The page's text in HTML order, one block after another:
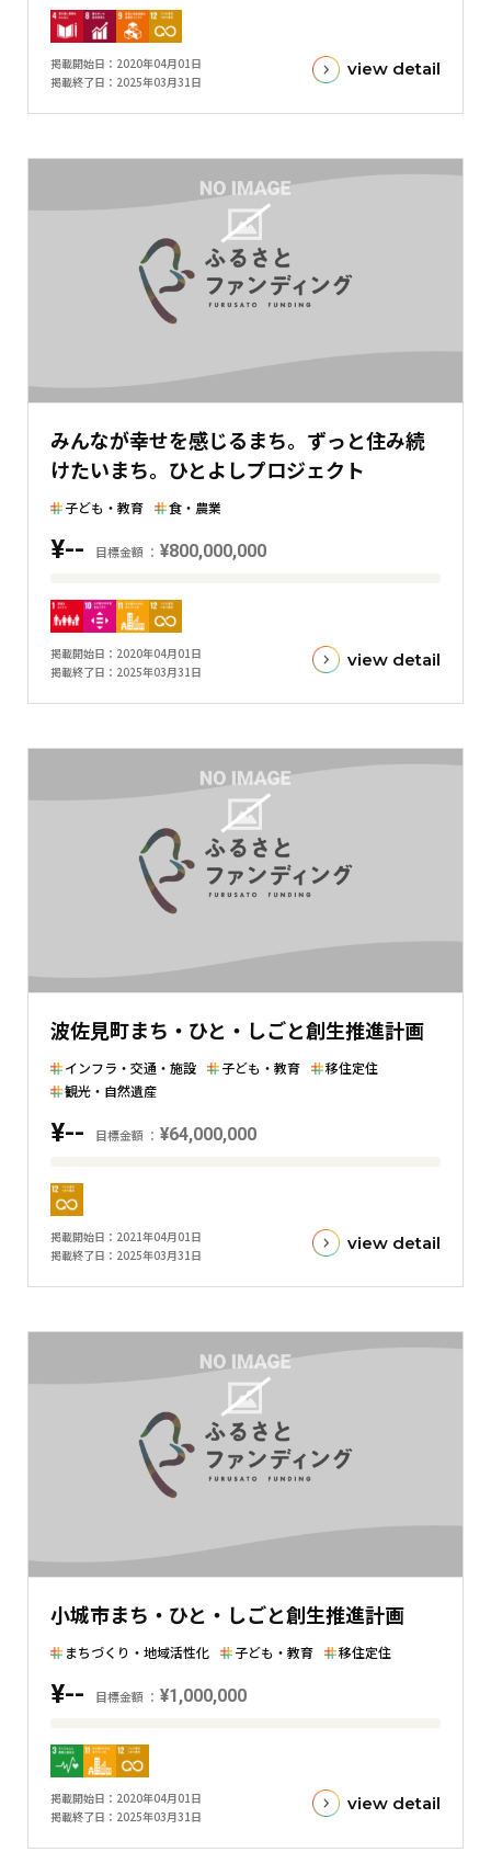
標
金
額
在
金
し
横
棒
グ
フ
掲載開始日
2020年04月01日
掲載終了日
2025年03月31日
view detail
みんなが幸せを感じるまち。ずっと住み続
けたいまち。ひとよしプロジェクト
子ども・教育 食・農業
¥-- 目標金額 ¥800,000,000
標
金
額
在
金
し
横
棒
グ
フ
掲載開始日
2020年04月01日
掲載終了日
2025年03月31日
view detail
波佐見町まち・ひと・しごと創生推進計画
インフラ・交通・施設 子ども・教育
移住定住
観光・自然遺産
¥-- 目標金額 ¥64,000,000
標
金
額
在
金
し
横
棒
ラ
掲載開始日
2021年04月01日
掲載終了日
2025年03月31日
view detail
小城市まち・ひと・しごと創生推進計画
まちづくり・地域活性化 子ども・教育 移住定住
¥-- 目標金額 ¥1,000,000
標
金
額
掲載開始日
2020年04月01日
掲載終了日
2025年03月31日
view detail